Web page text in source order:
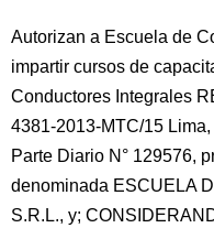
Autorizan a Escuela de
impartir cursos de
Conductores Integrales
4381-2013-MTC/15
Parte Diario N° 129576,
denominada ESCUELA
S.R.L., y;